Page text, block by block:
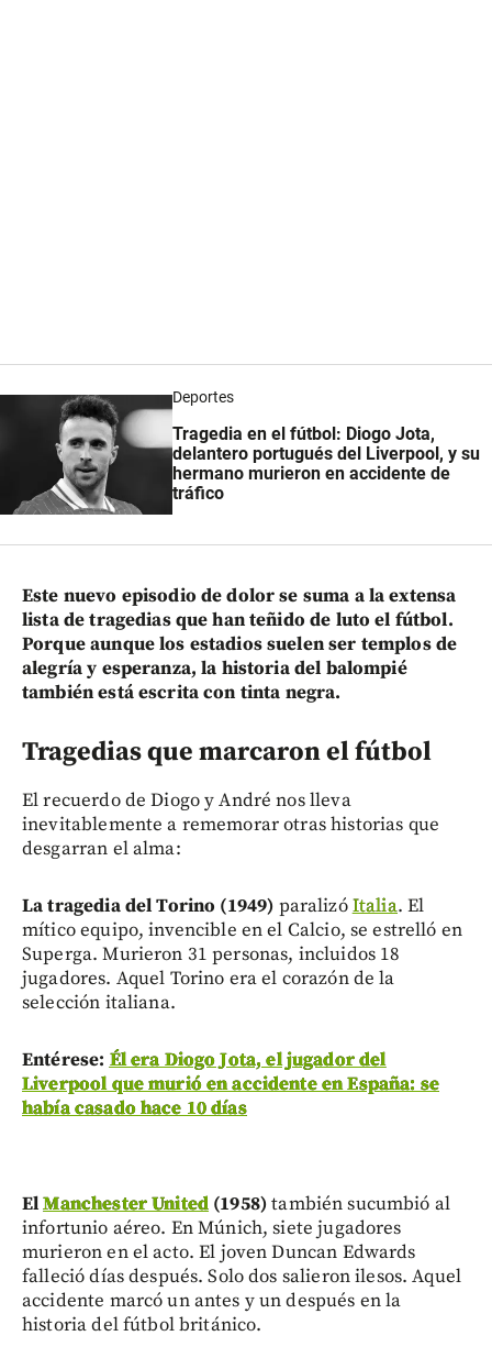
Deportes
Tragedia en el fútbol: Diogo Jota,
delantero portugués del Liverpool, y su
hermano murieron en accidente de
tráfico
Este nuevo episodio de dolor se suma a la extensa
lista de tragedias que han teñido de luto el fútbol.
Porque aunque los estadios suelen ser templos de
alegría y esperanza, la historia del balompié
también está escrita con tinta negra.
Tragedias que marcaron el fútbol
El recuerdo de Diogo y André nos lleva
inevitablemente a rememorar otras historias que
desgarran el alma:
La tragedia del Torino (1949) paralizóItalia. El
mítico equipo, invencible en el Calcio, se estrelló en
Superga. Murieron 31 personas, incluidos 18
jugadores. Aquel Torino era el corazón de la
selección italiana.
Entérese: Él era Diogo Jota, el jugador del
Liverpool que murió en accidente en España: se
había casado hace 10 días
ElManchester United (1958)también sucumbió al
infortunio aéreo. En Múnich, siete jugadores
murieron en el acto. El joven Duncan Edwards
falleció días después. Solo dos salieron ilesos. Aquel
accidente marcó un antes y un después en la
historia del fútbol británico.